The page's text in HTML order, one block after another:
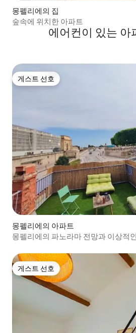
몽펠리에의 집
숲속에 위치한 아파트
에어컨이 있는 아
게스트 선호
게스트 선호
몽펠리에의 아파트
몽펠리에의 파노라마 전망과 이상적
게스트 선호
게스트 선호